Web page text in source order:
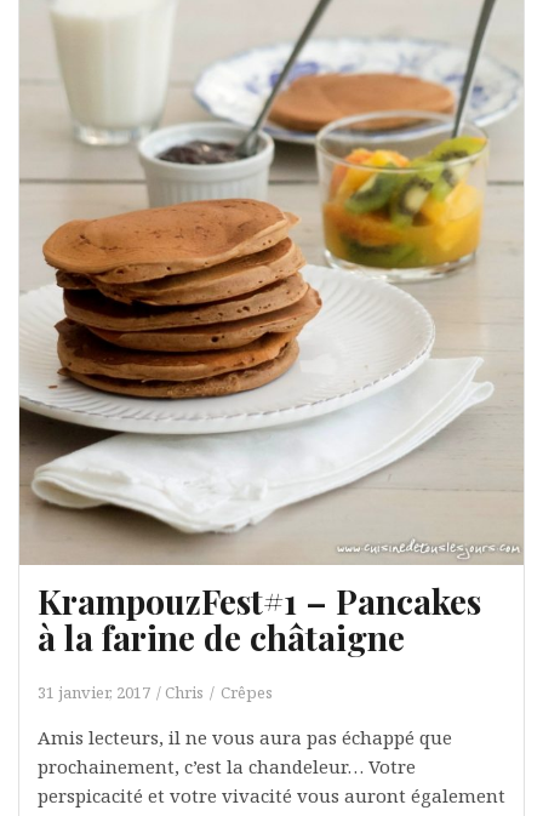
KrampouzFest#1 – Pancakes
à la farine de châtaigne
31 janvier, 2017 Chris Crêpes
Amis lecteurs, il ne vous aura pas échappé que
prochainement, c’est la chandeleur… Votre
perspicacité et votre vivacité vous auront également